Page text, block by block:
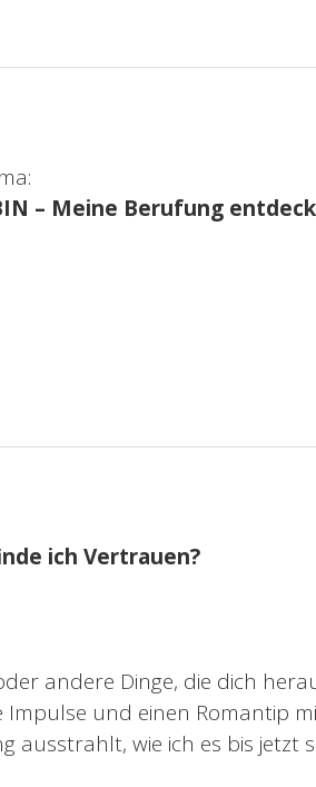
– Meine Berufung
ich Vertrauen?
andere Dinge, die dich
und einen Romantip
ausstrahlt, wie ich es bis jetzt